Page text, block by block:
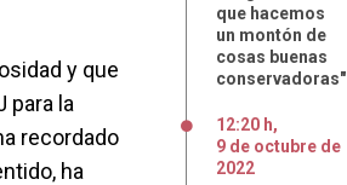
y que
para la
recordado
ha
que hacemos
un montón de
cosas buenas
conservadoras"
12:20 h,
9 de octubre de
2022